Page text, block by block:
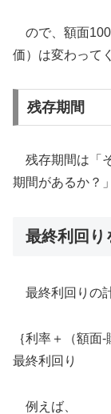
ので、額面100
価）は変わって
残存期間
残存期間は「
期間があるか？
最終利回り
最終利回りの
｛利率＋（額面
最終利回り
例えば、